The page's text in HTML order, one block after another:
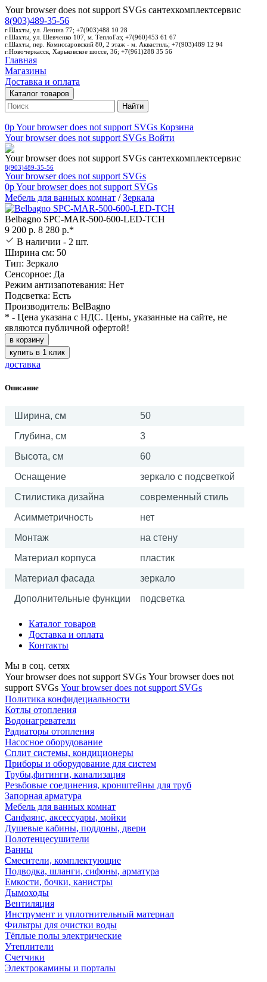
Your browser does not support SVGs сантехкомплектсервис
8(903)489-35-56
г.Шахты, ул. Ленина 77; +7(903)488 10 28
г.Шахты, ул. Шевченко 107, м. ТеплоГаз; +7(960)453 61 67
г.Шахты, пер. Комиссаровский 80, 2 этаж - м. Аквастиль; +7(903)489 12 94
г.Новочеркасск, Харьковское шоссе, 36; +7(961)288 35 56
Главная
Магазины
Доставка и оплата
Каталог товаров
Найти
0pYour browser does not support SVGs Корзина
Your browser does not support SVGs Войти
Your browser does not support SVGs сантехкомплектсервис
8(903)489-35-56
Your browser does not support SVGs
0pYour browser does not support SVGs
Мебель для ванных комнат /Зеркала
Belbagno SPC-MAR-500-600-LED-TCH
9 200 р. 8 280 р.*
В наличии - 2 шт.
Ширина см: 50
Тип: Зеркало
Сенсорное: Да
Режим антизапотевания: Нет
Подсветка: Есть
Производитель: BelBagno
* - Цена указана с НДС. Цены, указанные на сайте, не
являются публичной офертой!
в корзину
купить в 1 клик
доставка
Описание
Ширина, см
50
Глубина, см
3
Высота, см
60
Оснащение
зеркало с подсветкой
Стилистика дизайна
современный стиль
Асимметричность
нет
Монтаж
на стену
Материал корпуса
пластик
Материал фасада
зеркало
Дополнительные функции
подсветка
Каталог товаров
Доставка и оплата
Контакты
Мы в соц. сетях
Your browser does not support SVGs Your browser does not
support SVGs Your browser does not support SVGs
Политика конфидециальности
Котлы отопления
Водонагреватели
Радиаторы отопления
Насосное оборудование
Сплит системы, кондиционеры
Приборы и оборудование для систем
Трубы,фитинги, канализация
Резьбовые соединения, кронштейны для труб
Запорная арматура
Мебель для ванных комнат
Санфаянс, аксессуары, мойки
Душевые кабины, поддоны, двери
Полотенцесушители
Ванны
Смесители, комплектующие
Подводка, шланги, сифоны, арматура
Емкости, бочки, канистры
Дымоходы
Вентиляция
Инструмент и уплотнительный материал
Фильтры для очистки воды
Тёплые полы электрические
Утеплители
Счетчики
Электрокамины и порталы